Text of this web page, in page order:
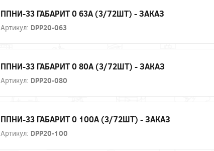
ППНИ-33 ГАБАРИТ 0 63А (3/72ШТ) - ЗАКАЗ
Артикул: DPP20-063
ППНИ-33 ГАБАРИТ 0 80А (3/72ШТ) - ЗАКАЗ
Артикул: DPP20-080
ППНИ-33 ГАБАРИТ 0 100А (3/72ШТ) - ЗАКАЗ
Артикул: DPP20-100